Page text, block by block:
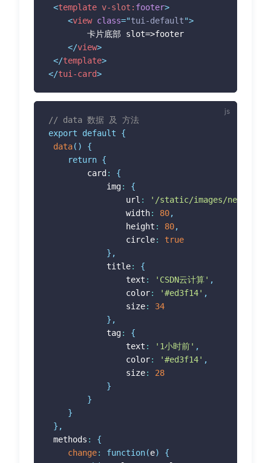
<template v-slot: footer>
<view class="tui-default">
</view>
</template>
</tui-card>
// data 数据 及 方法
export
default
{
data( )
{
return {
card :
{
img:
{
url :
'/static/images/news/
width: 80,
height : 80,
circle:
true
} ,
title:
{
text : 'CSDN云计算' ,
color: '#ed3f14' ,
size:
34
} ,
tag:
{
text : '1小时前' ,
color: '#ed3f14' ,
size:
28
}
}
}
} ,
methods :
{
change: function(e)
{